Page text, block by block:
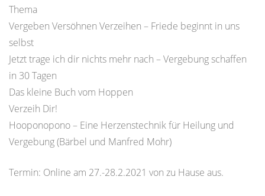
Thema
Vergeben Versöhnen Verzeihen – Friede beginnt in uns
selbst
Jetzt trage ich dir nichts mehr nach – Vergebung schaffen
in 30 Tagen
Das kleine Buch vom Hoppen
Verzeih Dir!
Hooponopono – Eine Herzenstechnik für Heilung und
Vergebung (Bärbel und Manfred Mohr)
Termin: Online am 27.-28.2.2021 von zu Hause aus.